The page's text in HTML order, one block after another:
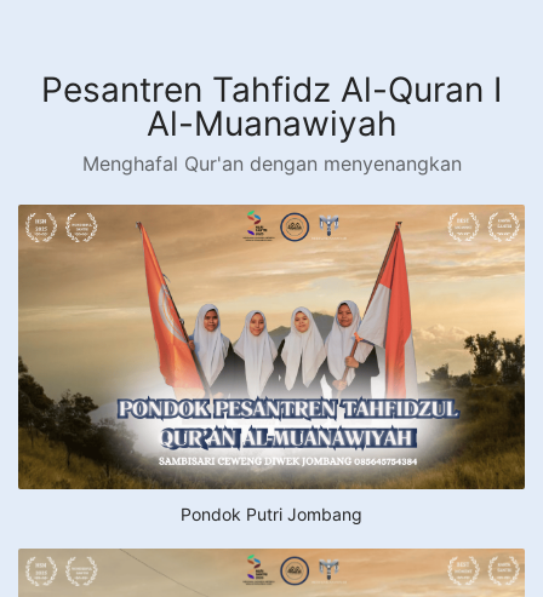
kontenPesantren Tahfidz Al-Quran I
Al-Muanawiyah
Menghafal Qur'an dengan menyenangkan
Pondok Putri Jombang